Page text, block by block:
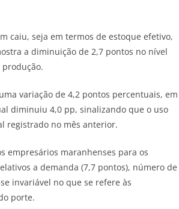
caiu, seja em termos de estoque efetivo,
a diminuição de 2,7 pontos no nível
variação de 4,2 pontos percentuais, em
diminuiu 4,0 pp, sinalizando que o uso
registrado no mês anterior.
empresários maranhenses para os
a demanda (7,7 pontos), número de
invariável no que se refere às
porte.